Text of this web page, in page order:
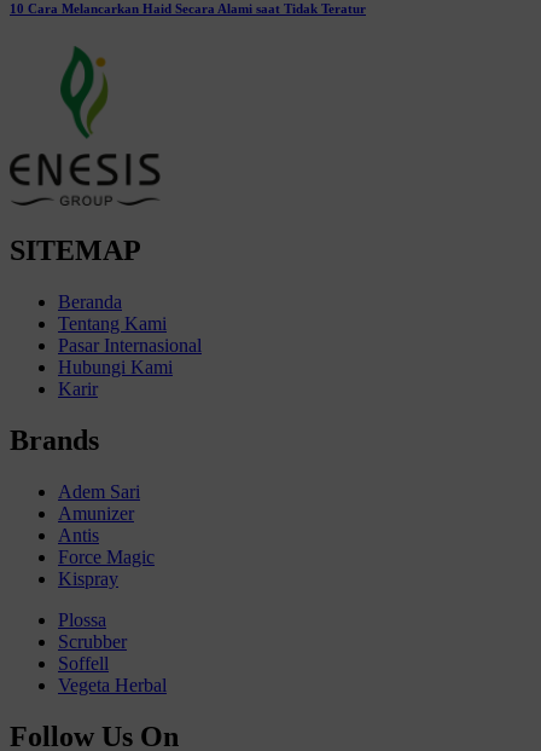
10 Cara Melancarkan Haid Secara Alami saat Tidak Teratur
SITEMAP
Beranda
Tentang Kami
Pasar Internasional
Hubungi Kami
Karir
Brands
Adem Sari
Amunizer
Antis
Force Magic
Kispray
Plossa
Scrubber
Soffell
Vegeta Herbal
Follow Us On